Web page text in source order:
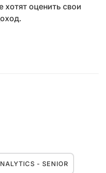
хотят оценить свои
- SENIOR